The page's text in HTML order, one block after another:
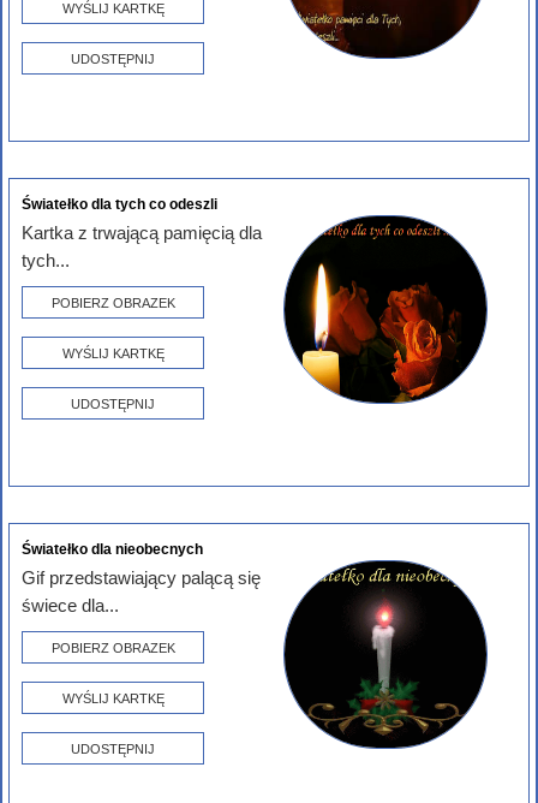
WYŚLIJ KARTKĘ
UDOSTĘPNIJ
Światełko dla tych co odeszli
Kartka z trwającą pamięcią dla
tych...
POBIERZ OBRAZEK
WYŚLIJ KARTKĘ
UDOSTĘPNIJ
Światełko dla nieobecnych
Gif przedstawiający palącą się
świece dla...
POBIERZ OBRAZEK
WYŚLIJ KARTKĘ
UDOSTĘPNIJ